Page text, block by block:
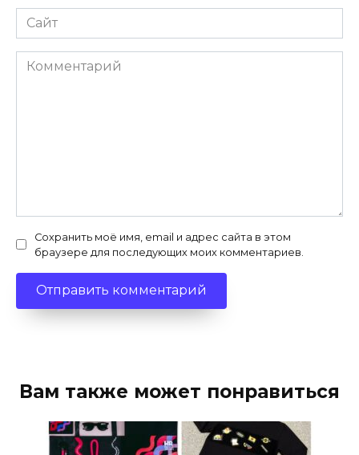
Сайт
Комментарий
Сохранить моё имя, email и адрес сайта в этом
браузере для последующих моих комментариев.
Вам также может понравиться